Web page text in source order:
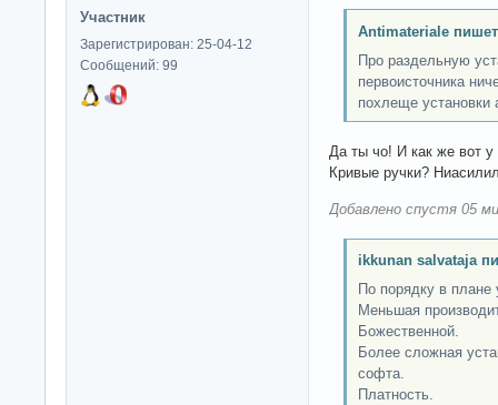
Участник
Зарегистрирован: 25-04-12
Сообщений: 99
Antimateriale
Про раздельную
первоисточника
похлеще установки
Да ты чо! И как же вот
Кривые ручки?
Добавлено спустя 05
ikkunan salvataja
По порядку в плане
Меньшая
Божественной.
Более сложная
софта.
Платность.